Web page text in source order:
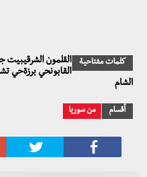
كلمات مفتاحية
القلمون الشرقيبيت
القابونحي برزةحي
الشام
أقسام من سوريا